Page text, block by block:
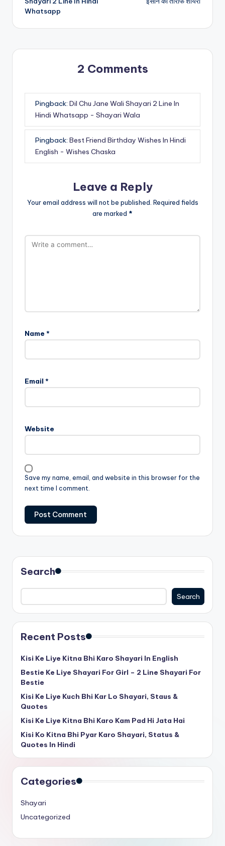
Whatsapp
2 Comments
Pingback: Dil Chu Jane Wali Shayari 2 Line In
Hindi Whatsapp - Shayari Wala
Pingback: Best Friend Birthday Wishes In Hindi
English - Wishes Chaska
Leave a Reply
Your email address will not be published. Required fields
are marked *
Name *
Email *
Website
Save my name, email, and website in this browser for the
next time I comment.
Search
Search
Recent Posts
Kisi Ke Liye Kitna Bhi Karo Shayari In English
Bestie Ke Liye Shayari For Girl – 2 Line Shayari For
Bestie
Kisi Ke Liye Kuch Bhi Kar Lo Shayari, Staus &
Quotes
Kisi Ke Liye Kitna Bhi Karo Kam Pad Hi Jata Hai
Kisi Ko Kitna Bhi Pyar Karo Shayari, Status &
Quotes In Hindi
Categories
Shayari
Uncategorized